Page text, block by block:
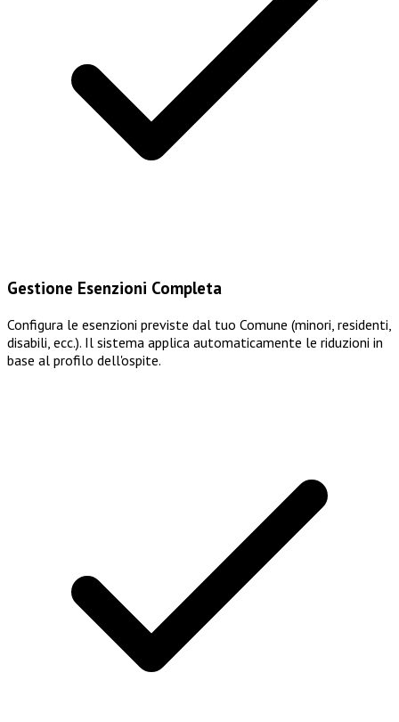
Gestione Esenzioni Completa
Configura le esenzioni previste dal tuo Comune (minori, residenti,
disabili, ecc.). Il sistema applica automaticamente le riduzioni in
base al profilo dell'ospite.